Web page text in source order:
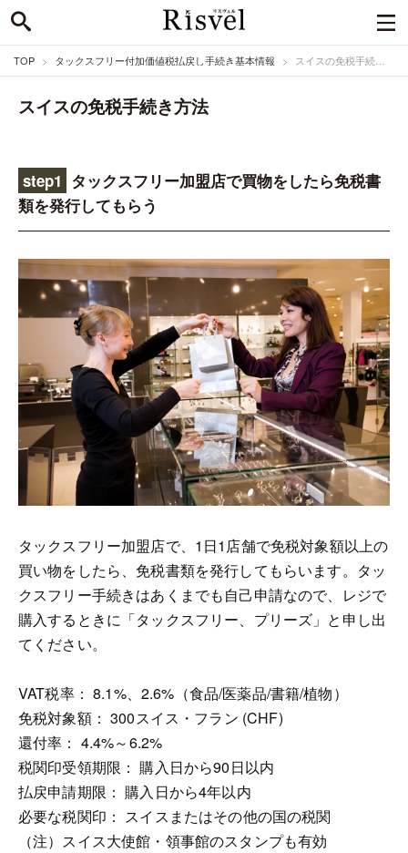
TOP タックスフリー付加価値税払戻し手続き基本情報 スイスの免税手続き方法
スイスの免税手続き方法
step1 タックスフリー加盟店で買物をしたら免税書
類を発行してもらう
タックスフリー加盟店で、1日1店舗で免税対象額以上の
買い物をしたら、免税書類を発行してもらいます。タッ
クスフリー手続きはあくまでも自己申請なので、レジで
購入するときに「タックスフリー、プリーズ」と申し出
てください。
VAT税率： 8.1%、2.6%（食品/医薬品/書籍/植物）
免税対象額： 300スイス・フラン (CHF)
還付率： 4.4%～6.2%
税関印受領期限： 購入日から90日以内
払戻申請期限： 購入日から4年以内
必要な税関印： スイスまたはその他の国の税関
（注）スイス大使館・領事館のスタンプも有効